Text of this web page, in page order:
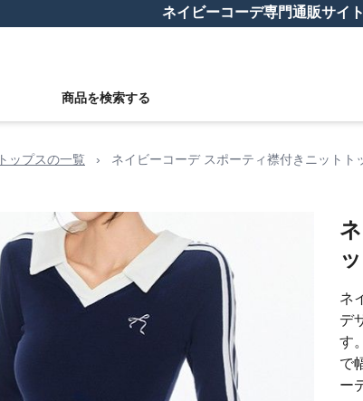
ネイビーコーデ専門通販サイ
商品を検索する
トップスの一覧 › ネイビーコーデ スポーティ襟付きニットト
ネ
デ
す
で
ー